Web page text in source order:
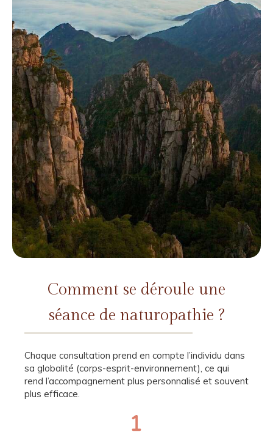
Comment se déroule une
séance de naturopathie ?
Chaque consultation prend en compte l’individu dans
sa globalité (corps-esprit-environnement), ce qui
rend l’accompagnement plus personnalisé et souvent
plus efficace.